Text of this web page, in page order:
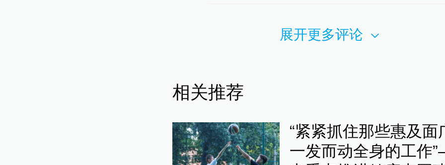
13:40
湖南浏阳烟花厂爆炸事故已致26人死
人受伤
展开更多评论
相关推荐
“紧紧抓住那些惠及面
一发而动全身的工作